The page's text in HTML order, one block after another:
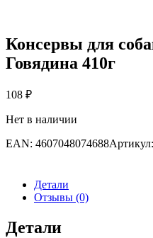
Консервы для
Говядина 410г
108 ₽
Нет в наличии
EAN: 4607048074688Артикул:
Детали
Отзывы (0)
Детали